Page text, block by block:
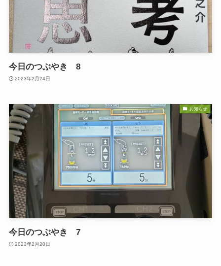
今日のつぶやき 8
2023年2月24日
お知らせ
今日のつぶやき 7
2023年2月20日